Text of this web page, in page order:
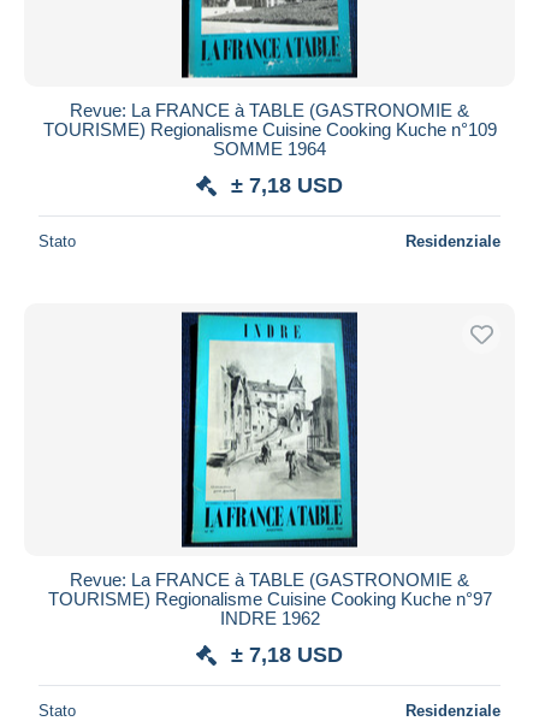
Revue: La FRANCE à TABLE (GASTRONOMIE &
TOURISME) Regionalisme Cuisine Cooking Kuche n°109
SOMME 1964
± 7,18 USD
Stato Residenziale
Revue: La FRANCE à TABLE (GASTRONOMIE &
TOURISME) Regionalisme Cuisine Cooking Kuche n°97
INDRE 1962
± 7,18 USD
Stato Residenziale